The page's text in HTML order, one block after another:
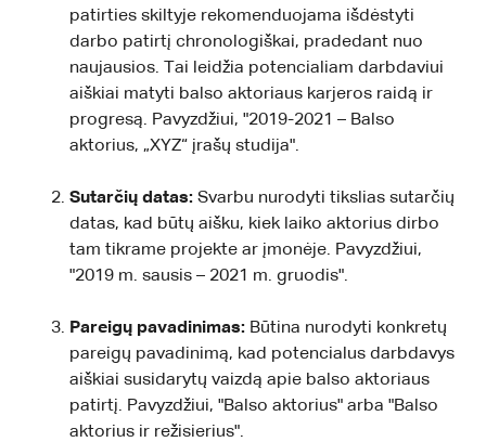
patirties skiltyje rekomenduojama išdėstyti
darbo patirtį chronologiškai, pradedant nuo
naujausios. Tai leidžia potencialiam darbdaviui
aiškiai matyti balso aktoriaus karjeros raidą ir
progresą. Pavyzdžiui, "2019-2021 – Balso
aktorius, „XYZ“ įrašų studija".
Sutarčių datas: Svarbu nurodyti tikslias sutarčių
datas, kad būtų aišku, kiek laiko aktorius dirbo
tam tikrame projekte ar įmonėje. Pavyzdžiui,
"2019 m. sausis – 2021 m. gruodis".
Pareigų pavadinimas: Būtina nurodyti konkretų
pareigų pavadinimą, kad potencialus darbdavys
aiškiai susidarytų vaizdą apie balso aktoriaus
patirtį. Pavyzdžiui, "Balso aktorius" arba "Balso
aktorius ir režisierius".